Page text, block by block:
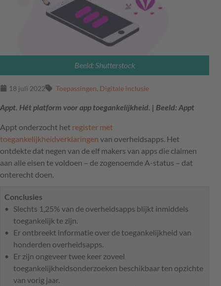
Beeld: Shutterstock
18 juli 2022 Toepassingen, Digitale inclusie
Appt. Hét platform voor app toegankelijkheid. | Beeld: Appt
Appt onderzocht het register met
toegankelijkheidverklaringen van overheidsapps. Het
ontdekte dat negen van de elf makers van apps die claimen
aan alle eisen te voldoen – de zogenoemde A-status – dat
onterecht doen.
Conclusies
Slechts 1,25% van de overheidsapps blijkt inmiddels
toegankelijk te zijn.
Er ontbreekt informatie over de toegankelijkheid van
honderden overheidsapps.
Er zijn ongeveer twee keer zoveel
toegankelijkheidsonderzoeken beschikbaar ten opzichte
van vorig jaar.